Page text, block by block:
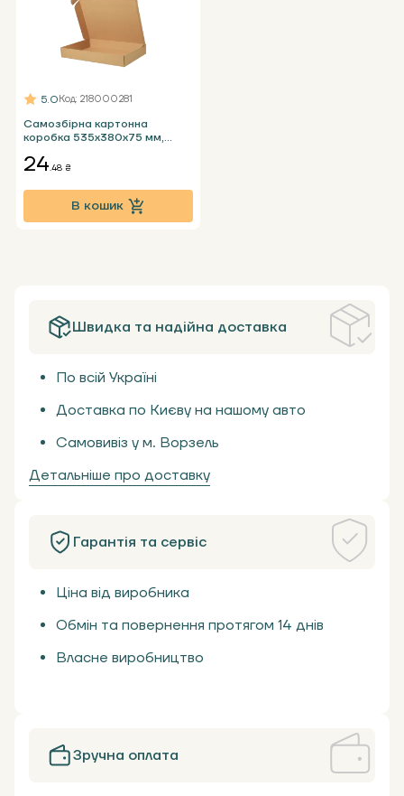
Самозбірна картонна
коробка 535x380x75 мм,
5.0Код: 218000281
24.48 ₴
В кошик
Швидка та надійна доставка
По всій Україні
Доставка по Києву на нашому авто
Самовивіз у м. Ворзель
Детальніше про доставку
Гарантія та сервіс
Ціна від виробника
Обмін та повернення протягом 14 днів
Власне виробництво
Зручна оплата